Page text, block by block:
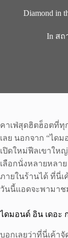
Diamond in
In สถ
คาเฟ่สุดฮิตฮ็อตที่ทุ
เลย นอกจาก “ได
เปิดใหม่ฟีลเขาให
เลือกนั่งหลายหลา
ภายในร้านได้ ที่นี่เ
วันนี้แอดจะพามา
ไดมอนด์ อิน เดอะ
บอกเลยว่าที่นี่เค้า